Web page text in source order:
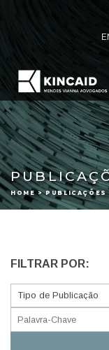
HOME > PUBLICAÇÕES
FILTRAR POR: